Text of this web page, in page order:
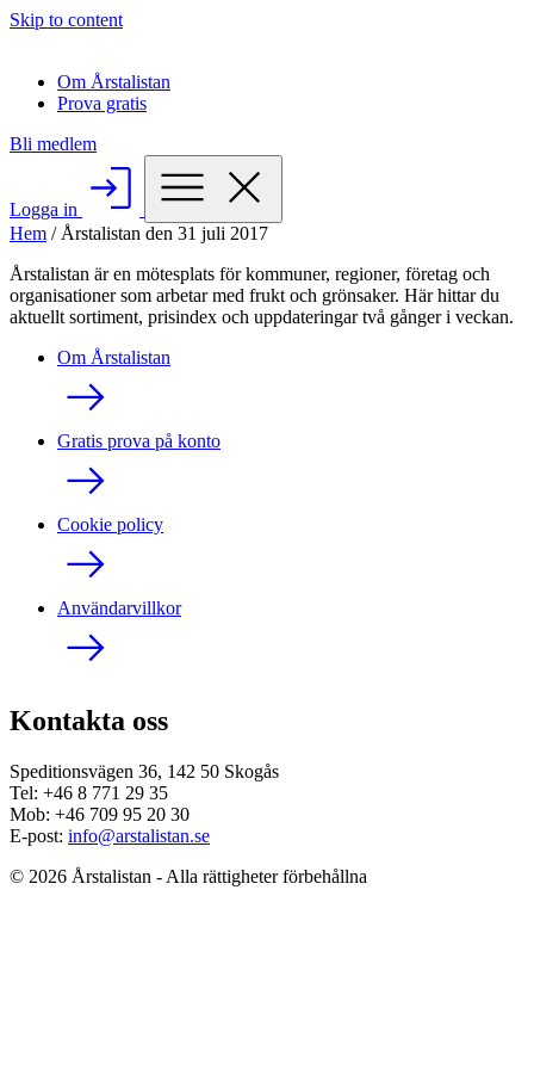
Skip to content
Om Årstalistan
Prova gratis
Bli medlem
Logga in
Hem / Årstalistan den 31 juli 2017
Årstalistan är en mötesplats för kommuner, regioner, företag och
organisationer som arbetar med frukt och grönsaker. Här hittar du
aktuellt sortiment, prisindex och uppdateringar två gånger i veckan.
Om Årstalistan
Gratis prova på konto
Cookie policy
Användarvillkor
Kontakta oss
Speditionsvägen 36, 142 50 Skogås
Tel: +46 8 771 29 35
Mob: +46 709 95 20 30
E-post: info@arstalistan.se
© 2026 Årstalistan - Alla rättigheter förbehållna